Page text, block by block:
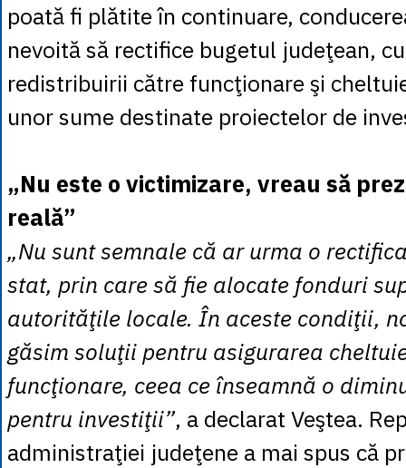
poată fi plătite în continuare,
nevoită să rectifice bugetul judeţean,
redistribuirii către funcţionare şi
unor sume destinate proiectelor de
„Nu este o victimizare, vreau să
reală”
„Nu sunt semnale că ar urma o
stat, prin care să fie alocate fonduri
autorităţile locale. În aceste condiţii,
găsim soluţii pentru asigurarea
funcţionare, ceea ce înseamnă o
pentru investiţii”, a declarat Veştea.
administraţiei judeţene a mai spus că